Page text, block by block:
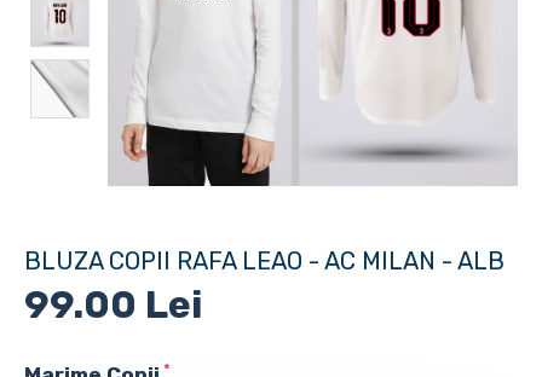
BLUZA COPII RAFA LEAO - AC MILAN - ALB
99.00 Lei